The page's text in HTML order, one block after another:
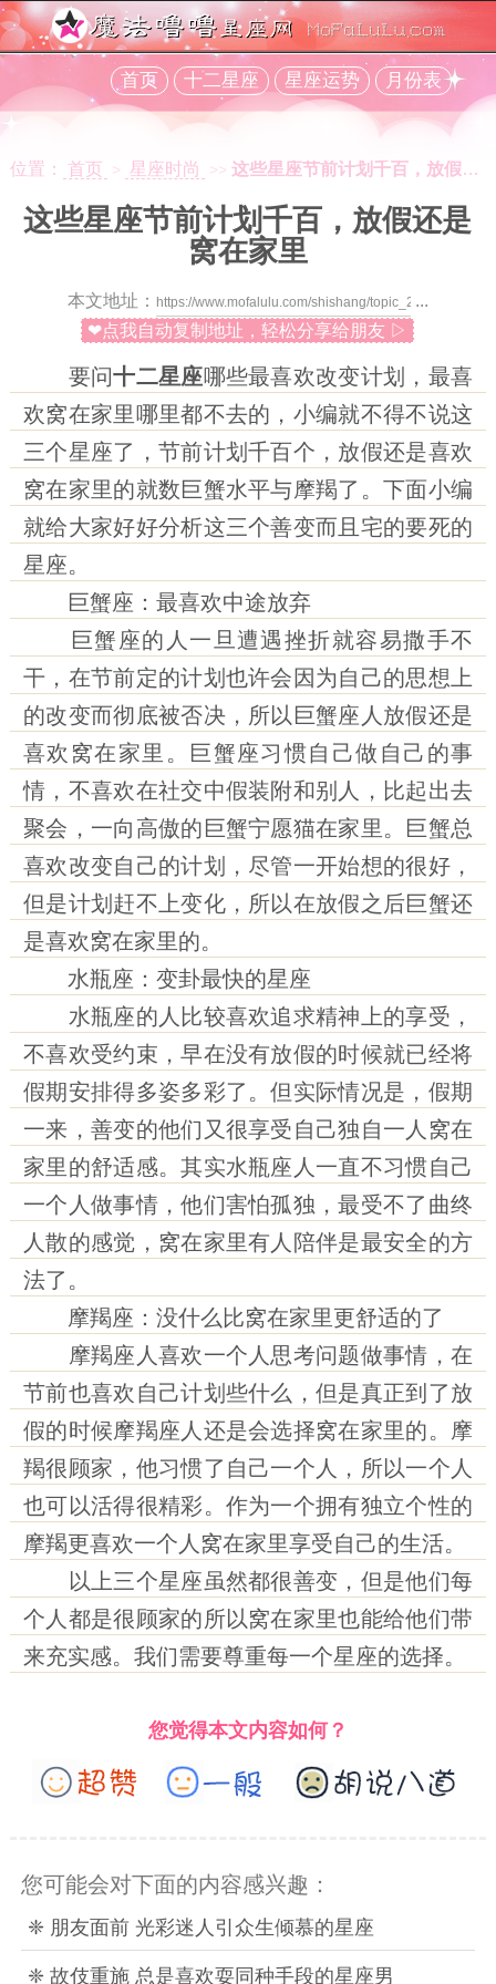
首页 十二星座 星座运势 月份表
位置： 首页 > 星座时尚 >> 这些星座节前计划千百，放假还是窝在家里
这些星座节前计划千百，放假还是
窝在家里
本文地址：
...
❤点我自动复制地址，轻松分享给朋友 ▷
要问十二星座哪些最喜欢改变计划，最喜
欢窝在家里哪里都不去的，小编就不得不说这
三个星座了，节前计划千百个，放假还是喜欢
窝在家里的就数巨蟹水平与摩羯了。下面小编
就给大家好好分析这三个善变而且宅的要死的
星座。
巨蟹座：最喜欢中途放弃
巨蟹座的人一旦遭遇挫折就容易撒手不
干，在节前定的计划也许会因为自己的思想上
的改变而彻底被否决，所以巨蟹座人放假还是
喜欢窝在家里。巨蟹座习惯自己做自己的事
情，不喜欢在社交中假装附和别人，比起出去
聚会，一向高傲的巨蟹宁愿猫在家里。巨蟹总
喜欢改变自己的计划，尽管一开始想的很好，
但是计划赶不上变化，所以在放假之后巨蟹还
是喜欢窝在家里的。
水瓶座：变卦最快的星座
水瓶座的人比较喜欢追求精神上的享受，
不喜欢受约束，早在没有放假的时候就已经将
假期安排得多姿多彩了。但实际情况是，假期
一来，善变的他们又很享受自己独自一人窝在
家里的舒适感。其实水瓶座人一直不习惯自己
一个人做事情，他们害怕孤独，最受不了曲终
人散的感觉，窝在家里有人陪伴是最安全的方
法了。
摩羯座：没什么比窝在家里更舒适的了
摩羯座人喜欢一个人思考问题做事情，在
节前也喜欢自己计划些什么，但是真正到了放
假的时候摩羯座人还是会选择窝在家里的。摩
羯很顾家，他习惯了自己一个人，所以一个人
也可以活得很精彩。作为一个拥有独立个性的
摩羯更喜欢一个人窝在家里享受自己的生活。
以上三个星座虽然都很善变，但是他们每
个人都是很顾家的所以窝在家里也能给他们带
来充实感。我们需要尊重每一个星座的选择。
您觉得本文内容如何？
您可能会对下面的内容感兴趣：
❈ 朋友面前 光彩迷人引众生倾慕的星座
❈ 故伎重施 总是喜欢耍同种手段的星座男